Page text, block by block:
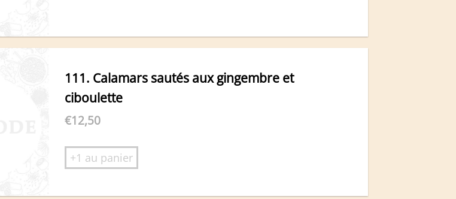
111. Calamars sautés aux gingembre et
ciboulette
€12,50
+1 au panier